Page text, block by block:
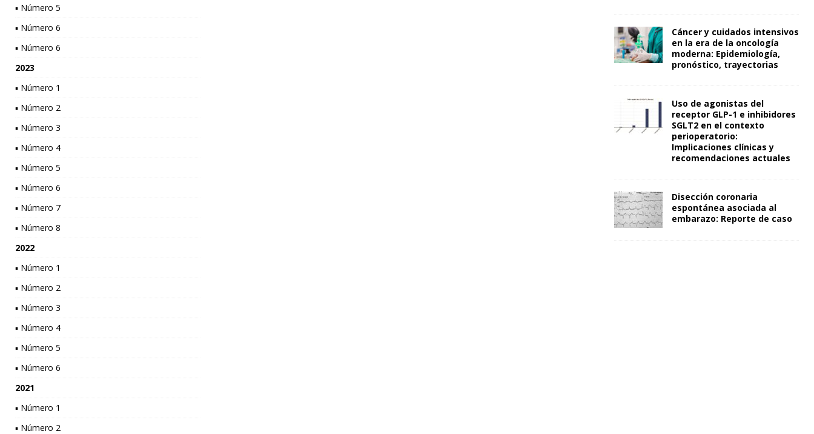
▪ Número 5
▪ Número 6
▪ Número 6
2023
▪ Número 1
▪ Número 2
▪ Número 3
▪ Número 4
▪ Número 5
▪ Número 6
▪ Número 7
▪ Número 8
2022
▪ Número 1
▪ Número 2
▪ Número 3
▪ Número 4
▪ Número 5
▪ Número 6
2021
▪ Número 1
▪ Número 2
Cáncer y cuidados intensivos
en la era de la oncología
moderna: Epidemiología,
pronóstico, trayectorias
Uso de agonistas del
receptor GLP-1 e inhibidores
SGLT2 en el contexto
perioperatorio:
Implicaciones clínicas y
recomendaciones actuales
Disección coronaria
espontánea asociada al
embarazo: Reporte de caso